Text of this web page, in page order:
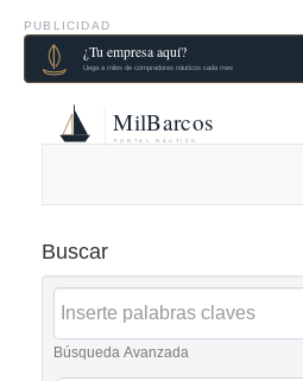
PUBLICIDAD
Buscar
Búsqueda Avanzada